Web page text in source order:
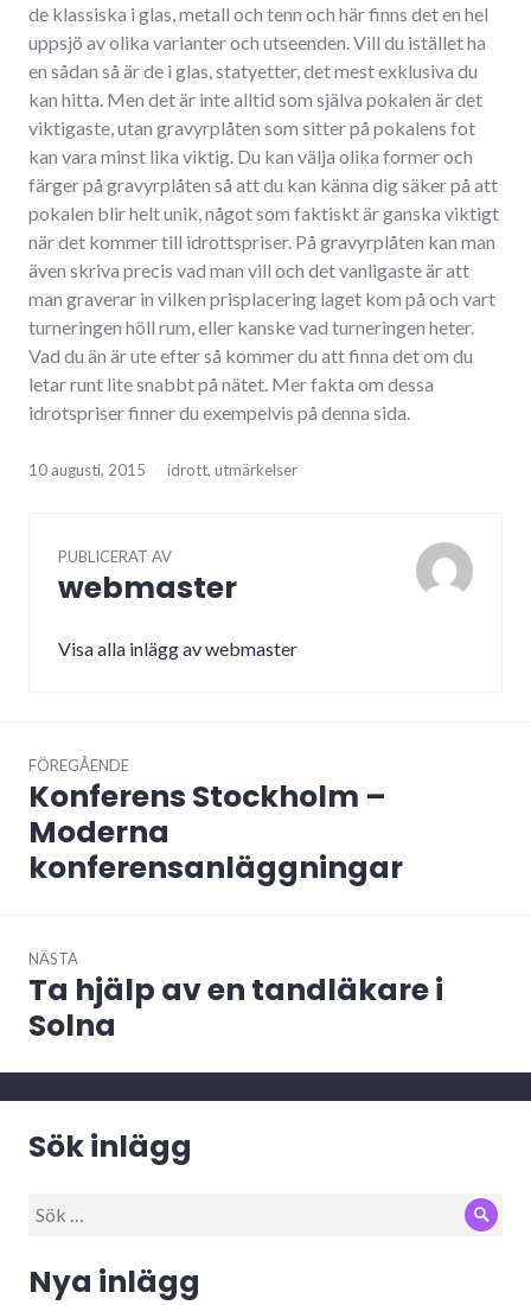
de klassiska i glas, metall och tenn och här finns det en hel
uppsjö av olika varianter och utseenden. Vill du istället ha
en sådan så är de i glas, statyetter, det mest exklusiva du
kan hitta. Men det är inte alltid som själva pokalen är det
viktigaste, utan gravyrplåten som sitter på pokalens fot
kan vara minst lika viktig. Du kan välja olika former och
färger på gravyrplåten så att du kan känna dig säker på att
pokalen blir helt unik, något som faktiskt är ganska viktigt
när det kommer till idrottspriser. På gravyrplåten kan man
även skriva precis vad man vill och det vanligaste är att
man graverar in vilken prisplacering laget kom på och vart
turneringen höll rum, eller kanske vad turneringen heter.
Vad du än är ute efter så kommer du att finna det om du
letar runt lite snabbt på nätet. Mer fakta om dessa
idrotspriser finner du exempelvis på denna sida.
10 augusti, 2015 idrott, utmärkelser
PUBLICERAT AV
webmaster
Visa alla inlägg av webmaster
FÖREGÅENDE
Föregående
inlägg:
Konferens Stockholm –
Moderna
konferensanläggningar
NÄSTA
Nästa
inlägg:
Ta hjälp av en tandläkare i
Solna
Sök inlägg
Sök
Sök
Nya inlägg